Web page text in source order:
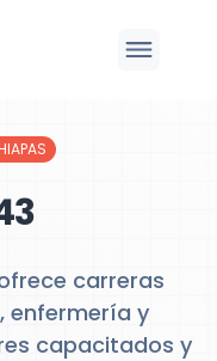
carreras
enfermería y
capacitados y